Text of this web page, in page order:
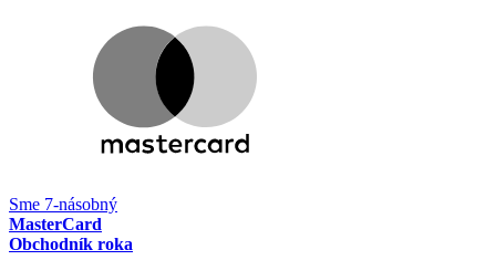
Sme 7-násobný
MasterCard
Obchodník roka